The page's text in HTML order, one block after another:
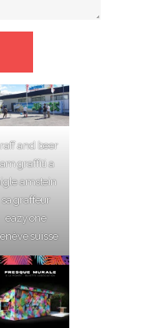
and beer
graffiti a
amstein
sa graffeur
eazy one
suisse